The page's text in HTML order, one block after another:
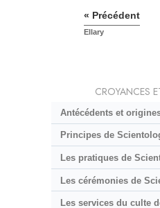
« Précédent
Ellary
CROYANCES
Antécédents et
Principes de
Les pratiques de
Les cérémonies de
Les services du culte